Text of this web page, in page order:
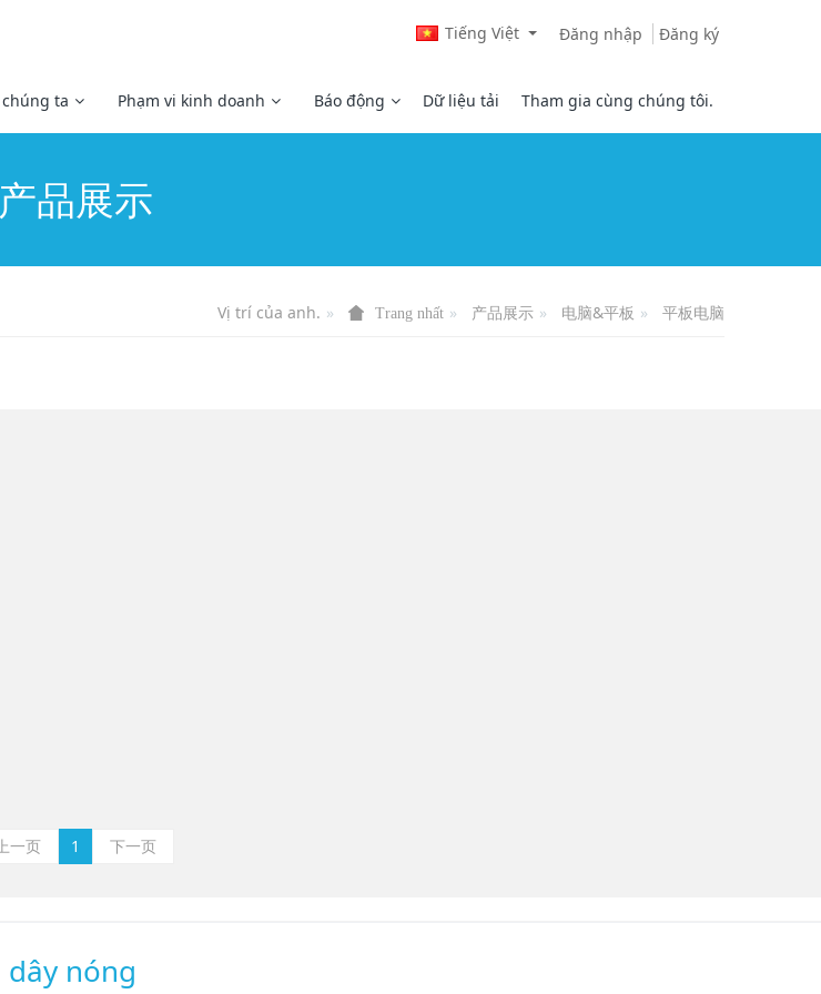
Đăng nhập Đăng ký
Tiếng Việt
chúng ta Phạm vi kinh doanh Báo động Dữ liệu tải Tham gia cùng chúng tôi.
产品展示
Vị trí của anh. Trang nhất 产品展示 电脑&平板 平板电脑
一页 1 下一页
nóng